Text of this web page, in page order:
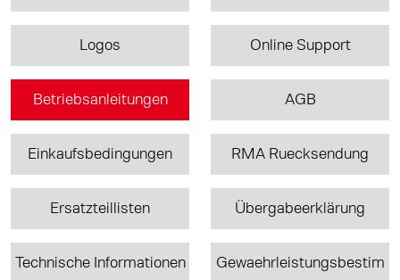
Logos Online Support
Betriebsanleitungen AGB
Einkaufsbedingungen RMA Ruecksendung
Ersatzteillisten Übergabeerklärung
Technische Informationen
Gewaehrleistungsbestim